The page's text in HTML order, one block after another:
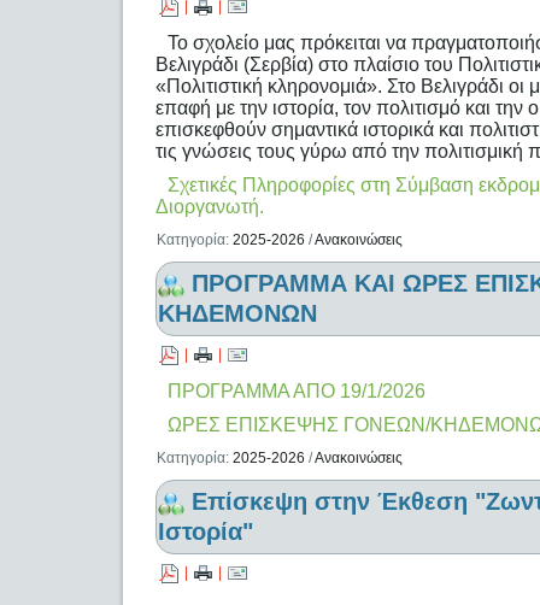
Το σχολείο μας πρόκειται να
Βελιγράδι (Σερβία) στο πλαίσιο του
«Πολιτιστική κληρονομιά». Στο Βελιγράδι οι
επαφή με την ιστορία, τον πολιτισμό και
επισκεφθούν σημαντικά ιστορικά και
τις γνώσεις τους γύρω από την πολιτισμική
Σχετικές Πληροφορίες στη Σύμβαση
Διοργανωτή.
Κατηγορία:2025-2026 /Ανακοινώσεις
ΠΡΟΓΡΑΜΜΑ ΚΑΙ ΩΡΕΣ
ΚΗΔΕΜΟΝΩΝ
ΠΡΟΓΡΑΜΜΑ ΑΠΟ 19/1/2026
ΩΡΕΣ ΕΠΙΣΚΕΨΗΣ ΓΟΝΕΩΝ/
Κατηγορία:2025-2026 /Ανακοινώσεις
Επίσκεψη στην Έκθεση
Ιστορία"
| |